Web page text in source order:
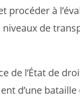
procéder à
de
de l’État de
d’une bataille